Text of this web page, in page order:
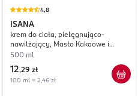
4,8
ISANA
krem do ciała, pielęgnująco-
nawilżający, Masło Kakaowe i
Masło Shea
500 ml
12,29 zł
100 ml = 2,46 zł